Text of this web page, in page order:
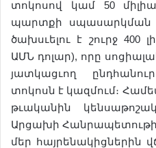
տոկոսով կամ 50
պարտքի սպասարկման
ծախսւելու է շուրջ 400
ԱՄՆ դոլար), որը
յատկացւող
տոկոսն է կազմում։
թւականին
Արցախի
մեր հայրենակիցներին